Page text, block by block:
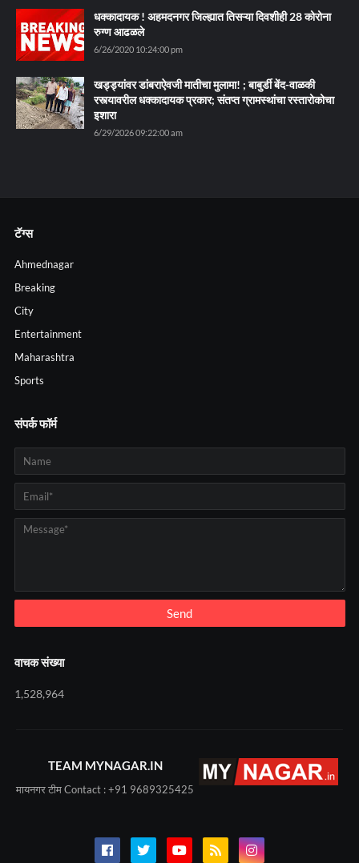
धक्कादायक ! अहमदनगर जिल्ह्यात तिसऱ्या दिवशीही 28 कोरोना
रुग्ण आढळले
6/26/2020 10:24:00 pm
खड्ड्यांवर डांबराऐवजी मातीचा मुलामा! ; बाबुर्डी बेंद-वाळकी
रस्त्यावरील धक्कादायक प्रकार; संतप्त ग्रामस्थांचा रस्तारोकोचा
इशारा
6/29/2026 09:22:00 am
टॅग्स
Ahmednagar
Breaking
City
Entertainment
Maharashtra
Sports
संपर्क फॉर्म
वाचक संख्या
1,528,964
TEAM MYNAGAR.IN
मायनगर टीम Contact : +91 9689325425